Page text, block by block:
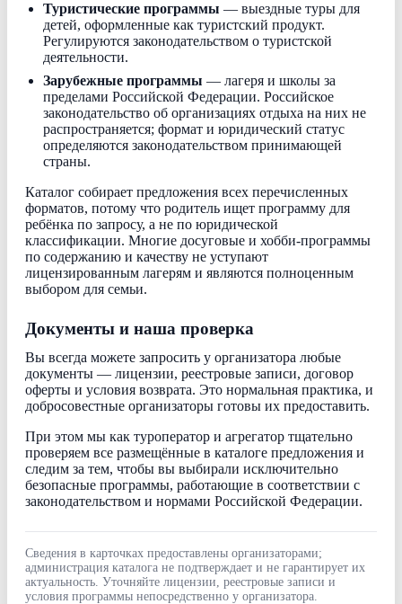
Туристические программы — выездные туры для
детей, оформленные как туристский продукт.
Регулируются законодательством о туристской
деятельности.
Зарубежные программы — лагеря и школы за
пределами Российской Федерации. Российское
законодательство об организациях отдыха на них не
распространяется; формат и юридический статус
определяются законодательством принимающей
страны.
Каталог собирает предложения всех перечисленных
форматов, потому что родитель ищет программу для
ребёнка по запросу, а не по юридической
классификации. Многие досуговые и хобби-программы
по содержанию и качеству не уступают
лицензированным лагерям и являются полноценным
выбором для семьи.
Документы и наша проверка
Вы всегда можете запросить у организатора любые
документы — лицензии, реестровые записи, договор
оферты и условия возврата. Это нормальная практика, и
добросовестные организаторы готовы их предоставить.
При этом мы как туроператор и агрегатор тщательно
проверяем все размещённые в каталоге предложения и
следим за тем, чтобы вы выбирали исключительно
безопасные программы, работающие в соответствии с
законодательством и нормами Российской Федерации.
Сведения в карточках предоставлены организаторами;
администрация каталога не подтверждает и не гарантирует их
актуальность. Уточняйте лицензии, реестровые записи и
условия программы непосредственно у организатора.